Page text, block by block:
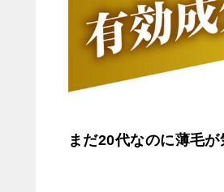
まだ20代なのに薄毛